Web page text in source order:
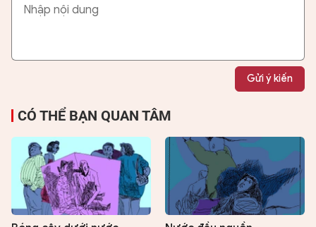
Gửi ý kiến
CÓ THỂ BẠN QUAN TÂM